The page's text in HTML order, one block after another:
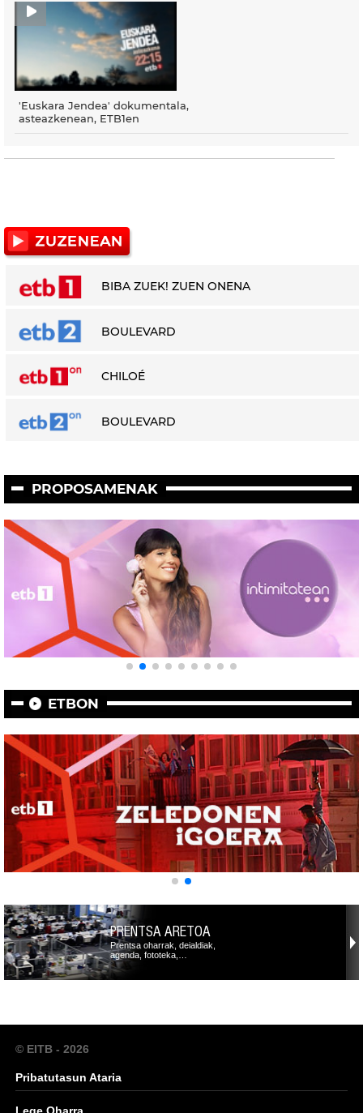
'Euskara Jendea' dokumentala,
asteazkenean, ETB1en
BIBA ZUEK! ZUEN ONENA
BOULEVARD
CHILOÉ
BOULEVARD
PROPOSAMENAK
ETBON
PRENTSA ARETOA
Prentsa oharrak, deialdiak,
agenda, fototeka,…
© EITB - 2026
Pribatutasun Ataria